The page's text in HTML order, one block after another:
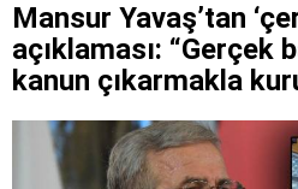
Mansur Yavaş’tan
açıklaması: “Gerçek
kanun çıkarmakla